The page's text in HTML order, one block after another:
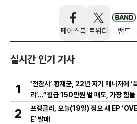
페이스북 트위터 밴드
실시간 인기 기사
1
‘전참시’ 황재균, 22년 지기 매니저에 ‘
리’...“월급 150만원 벌 때도, 가장 힘들
신 내줘” 미담 大방출
2
프랭클리, 오늘(19일) 정오 새 EP
E’ 발매